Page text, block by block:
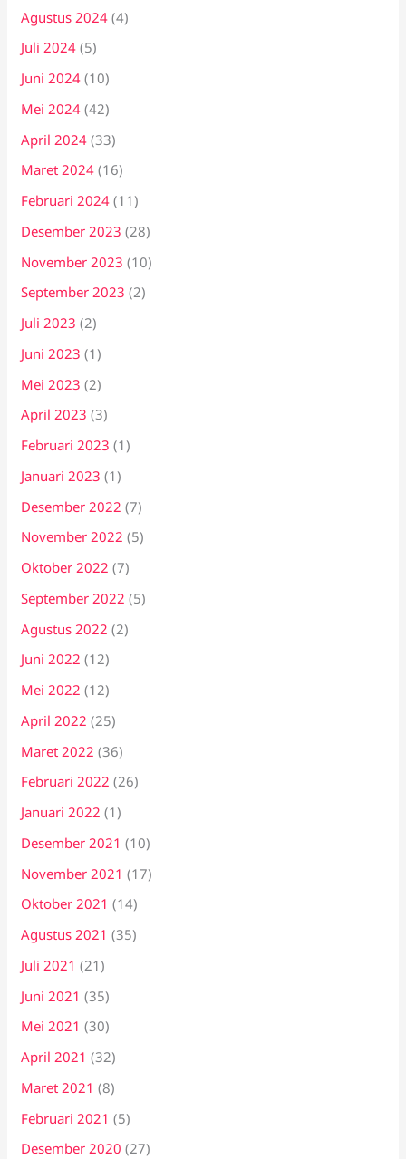
Agustus 2024 (4)
Juli 2024 (5)
Juni 2024 (10)
Mei 2024 (42)
April 2024 (33)
Maret 2024 (16)
Februari 2024 (11)
Desember 2023 (28)
November 2023 (10)
September 2023 (2)
Juli 2023 (2)
Juni 2023 (1)
Mei 2023 (2)
April 2023 (3)
Februari 2023 (1)
Januari 2023 (1)
Desember 2022 (7)
November 2022 (5)
Oktober 2022 (7)
September 2022 (5)
Agustus 2022 (2)
Juni 2022 (12)
Mei 2022 (12)
April 2022 (25)
Maret 2022 (36)
Februari 2022 (26)
Januari 2022 (1)
Desember 2021 (10)
November 2021 (17)
Oktober 2021 (14)
Agustus 2021 (35)
Juli 2021 (21)
Juni 2021 (35)
Mei 2021 (30)
April 2021 (32)
Maret 2021 (8)
Februari 2021 (5)
Desember 2020 (27)